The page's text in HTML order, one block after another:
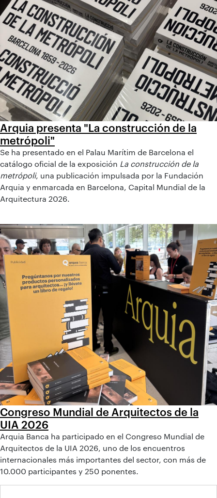
Arquia presenta "La construcción de la
metrópoli"
Se ha presentado en el Palau Marítim de Barcelona el
catálogo oficial de la exposición La construcción de la
metrópoli, una publicación impulsada por la Fundación
Arquia y enmarcada en Barcelona, Capital Mundial de la
Arquitectura 2026.
Congreso Mundial de Arquitectos de la
UIA 2026
Arquia Banca ha participado en el Congreso Mundial de
Arquitectos de la UIA 2026, uno de los encuentros
internacionales más importantes del sector, con más de
10.000 participantes y 250 ponentes.